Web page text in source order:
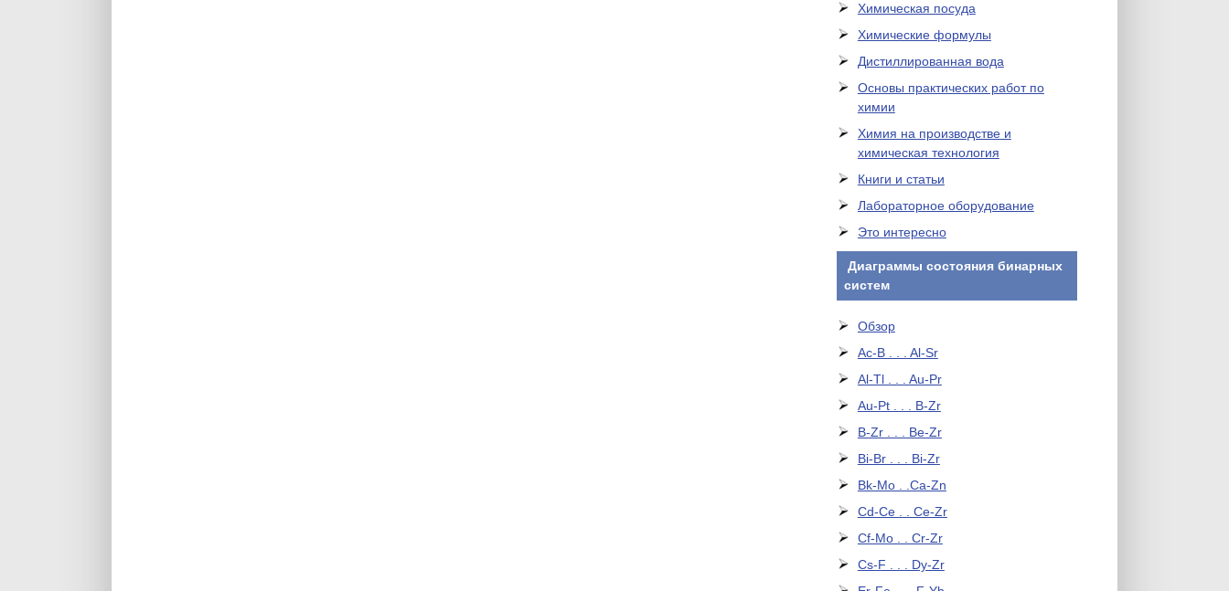
Химическая посуда
Химические формулы
Дистиллированная вода
Основы практических работ по
химии
Химия на производстве и
химическая технология
Книги и статьи
Лабораторное оборудование
Это интересно
Диаграммы состояния бинарных
систем
Обзор
Ac-B . . . Al-Sr
Al-Tl . . . Au-Pr
Au-Pt . . . B-Zr
B-Zr . . . Be-Zr
Bi-Br . . . Bi-Zr
Bk-Mo . .Ca-Zn
Cd-Ce . . Ce-Zr
Cf-Mo . . Cr-Zr
Cs-F . . . Dy-Zr